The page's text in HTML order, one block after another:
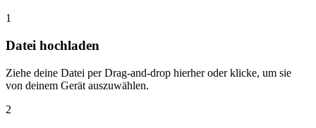
1
Datei hochladen
Ziehe deine Datei per Drag-and-drop hierher oder klicke, um sie
von deinem Gerät auszuwählen.
2